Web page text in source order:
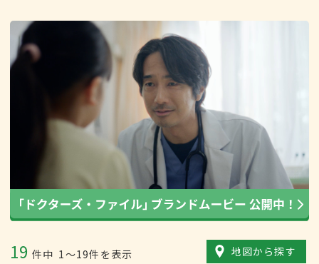
19 件中 1〜19件を表示 地図から探す